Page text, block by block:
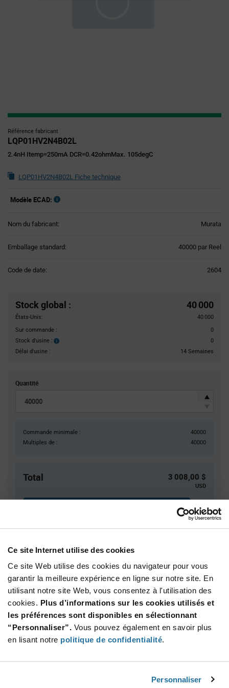
Ce site Internet utilise des cookies
Ce site Web utilise des cookies du navigateur pour vous
garantir la meilleure expérience en ligne sur notre site. En
utilisant notre site Web, vous consentez à l'utilisation des
cookies. Plus d’informations sur les cookies utilisés et
les préférences sont disponibles en sélectionnant
“Personnaliser”. Vous pouvez également en savoir plus
en lisant notre politique de confidentialité.
Personnaliser
Référence fabricant
LQP01HV2N4B02L
2.4nH Itemp=250mA DCR=0.42ohmMax. 105degC
LQP01HV2N4B02L Fiche technique
Modèle ECAD:
Nom du fabricant: Murata
Emballage standard: 40000 par Reel
Code de date: 2604
Stock global : 40 000
États-Unis:
40 000
Sur commande :
0
Stock d'usine :
Stock
0
Délai d'usine :
14 Semaines
Quantité
Commande minimale :
40000
Multiples de :
40000
Total 3 008,00 $
USD
paiement.
Quantité Prix unitaire
40 000+ $0.0752
Product
Variant
Emballages disponibles
Qté: 40 000+ / Prix unitaire: $0.0752 / Stock: 40 000